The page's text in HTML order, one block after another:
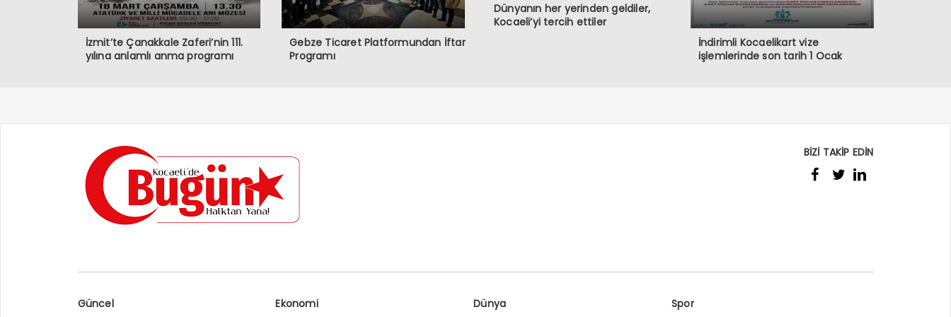
İzmit’te Çanakkale Zaferi’nin 111.
yılına anlamlı anma programı
Gebze Ticaret Platformundan İftar
Programı
Dünyanın her yerinden geldiler,
Kocaeli’yi tercih ettiler
İndirimli Kocaelikart vize
işlemlerinde son tarih 1 Ocak
BİZİ TAKİP EDİN
Güncel Ekonomi Dünya Spor